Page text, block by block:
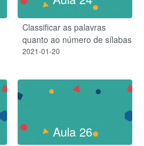
Classificar as palavras
quanto ao número de sílabas
2021-01-20
Aula 26